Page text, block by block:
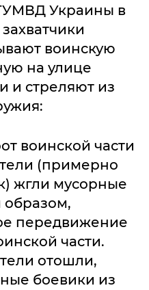
Украины в
воинскую
на улице
и стреляют из
воинской части
(примерно
жгли мусорные
передвижение
части.
отошли,
боевики из